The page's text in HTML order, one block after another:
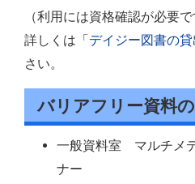
（利用には資格確認が必要で
詳しくは「デイジー図書の
さい。
バリアフリー資料
一般資料室 マルチメ
ナー